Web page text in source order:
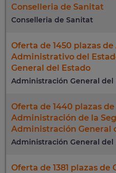
Conselleria de Sanitat
Conselleria de Sanitat
Oferta de 1450 plazas
Administrativo del
General del Estado
Administración General del
Oferta de 1440 plazas
Administración de la
Administración General
Administración General del
Oferta de 1381 plazas de